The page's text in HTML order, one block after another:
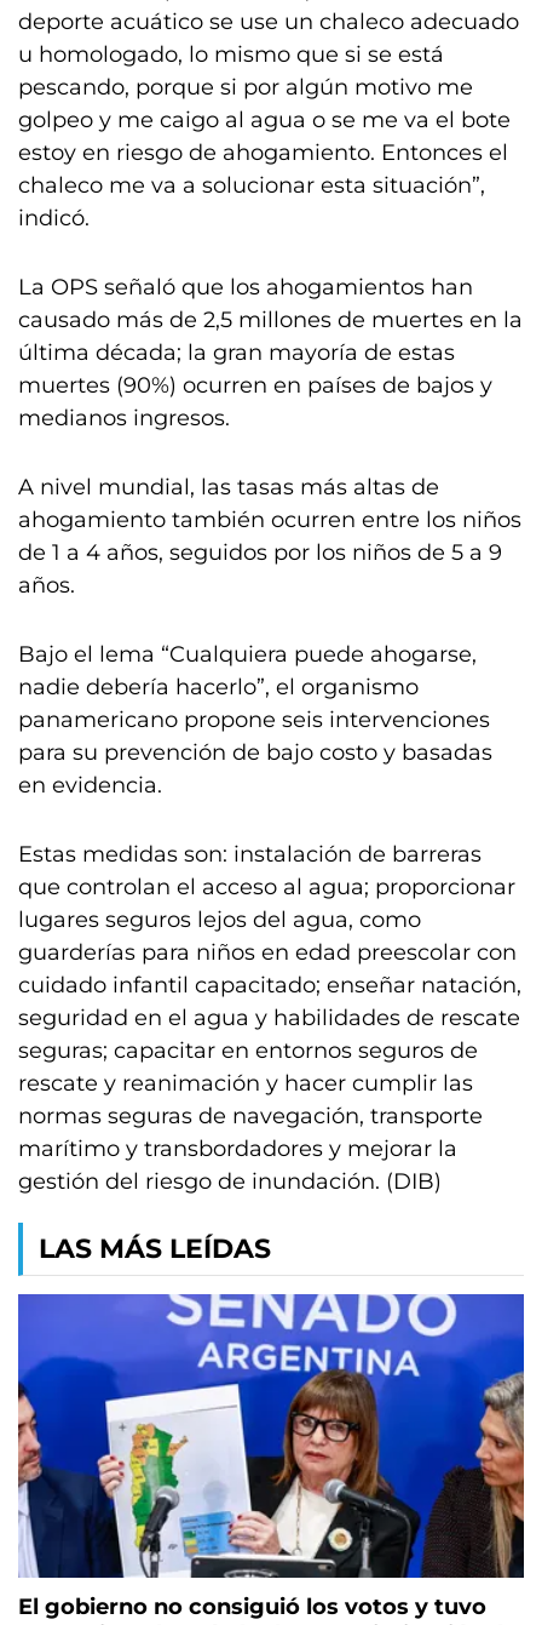
deporte acuático se use un chaleco adecuado
u homologado, lo mismo que si se está
pescando, porque si por algún motivo me
golpeo y me caigo al agua o se me va el bote
estoy en riesgo de ahogamiento. Entonces el
chaleco me va a solucionar esta situación”,
indicó.
La OPS señaló que los ahogamientos han
causado más de 2,5 millones de muertes en la
última década; la gran mayoría de estas
muertes (90%) ocurren en países de bajos y
medianos ingresos.
A nivel mundial, las tasas más altas de
ahogamiento también ocurren entre los niños
de 1 a 4 años, seguidos por los niños de 5 a 9
años.
Bajo el lema “Cualquiera puede ahogarse,
nadie debería hacerlo”, el organismo
panamericano propone seis intervenciones
para su prevención de bajo costo y basadas
en evidencia.
Estas medidas son: instalación de barreras
que controlan el acceso al agua; proporcionar
lugares seguros lejos del agua, como
guarderías para niños en edad preescolar con
cuidado infantil capacitado; enseñar natación,
seguridad en el agua y habilidades de rescate
seguras; capacitar en entornos seguros de
rescate y reanimación y hacer cumplir las
normas seguras de navegación, transporte
marítimo y transbordadores y mejorar la
gestión del riesgo de inundación. (DIB)
LAS MÁS LEÍDAS
El gobierno no consiguió los votos y tuvo